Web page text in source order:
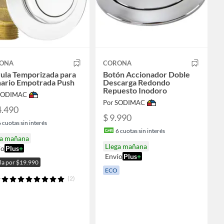
Temporizada para
Empotrada Push
cuotas sin interés
mañana
Plus+
por $19.990
(2)
CORONA
Botón Accionador Doble
Descarga Redondo
Repuesto Inodoro
Por SODIMAC
$ 9.990
6cuotas sin interés
Llega mañana
EnvíoPlus+
ECO